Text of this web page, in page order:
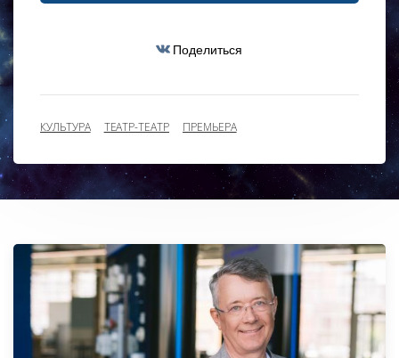
Поделиться
КУЛЬТУРА ТЕАТР-ТЕАТР ПРЕМЬЕРА